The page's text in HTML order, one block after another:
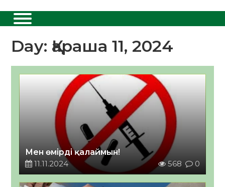
Day: Қараша 11, 2024
Мен өмірді қалаймын!
11.11.2024
568 0